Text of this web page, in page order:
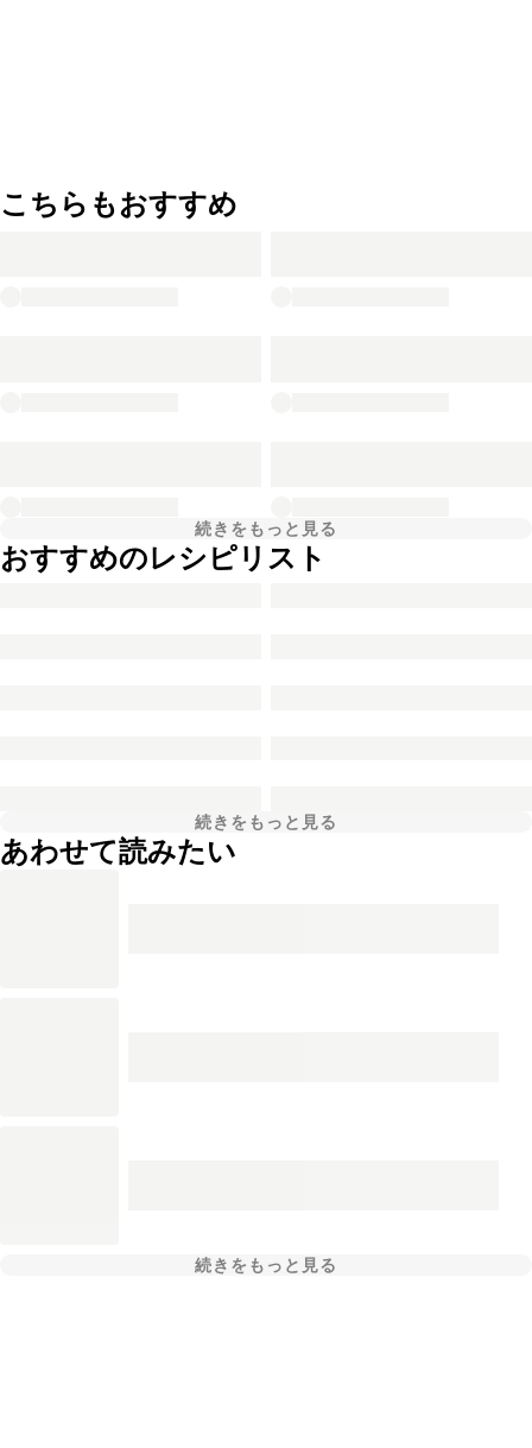
こちらもおすすめ
続きをもっと見る
おすすめのレシピリスト
続きをもっと見る
あわせて読みたい
続きをもっと見る